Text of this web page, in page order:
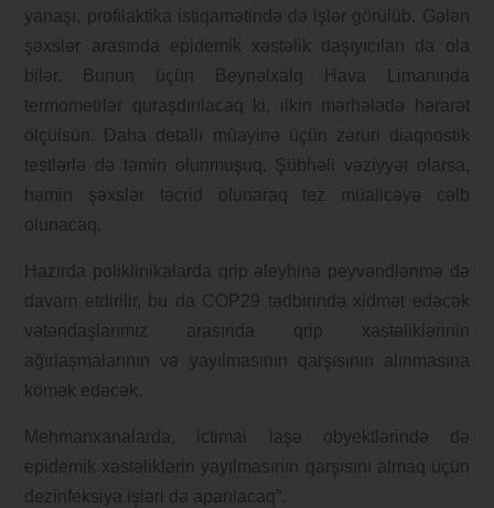
yanaşı, profilaktika istiqamətində də işlər görülüb. Gələn
şəxslər arasında epidemik xəstəlik daşıyıcıları da ola
bilər. Bunun üçün Beynəlxalq Hava Limanında
termometrlər quraşdırılacaq ki, ilkin mərhələdə hərarət
ölçülsün. Daha detallı müayinə üçün zəruri diaqnostik
testlərlə də təmin olunmuşuq. Şübhəli vəziyyət olarsa,
həmin şəxslər təcrid olunaraq tez müalicəyə cəlb
olunacaq.
Hazırda poliklinikalarda qrip əleyhinə peyvəndlənmə də
davam etdirilir, bu da COP29 tədbirində xidmət edəcək
vətəndaşlarımız arasında qrip xəstəliklərinin
ağırlaşmalarının və yayılmasının qarşısının alınmasına
kömək edəcək.
Mehmanxanalarda, ictimai iaşə obyektlərində də
epidemik xəstəliklərin yayılmasının qarşısını almaq üçün
dezinfeksiya işləri də aparılacaq”.